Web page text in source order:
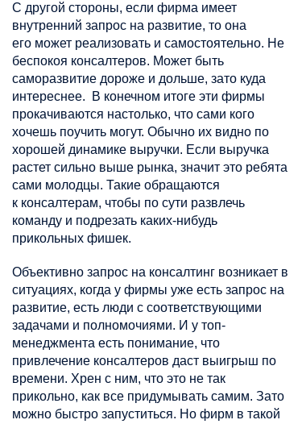
С другой стороны, если фирма имеет
внутренний запрос на развитие, то она
его может реализовать и самостоятельно. Не
беспокоя консалтеров. Может быть
саморазвитие дороже и дольше, зато куда
интереснее. В конечном итоге эти фирмы
прокачиваются настолько, что сами кого
хочешь поучить могут. Обычно их видно по
хорошей динамике выручки. Если выручка
растет сильно выше рынка, значит это ребята
сами молодцы. Такие обращаются
к консалтерам, чтобы по сути развлечь
команду и подрезать каких-нибудь
прикольных фишек.
Объективно запрос на консалтинг возникает в
ситуациях, когда у фирмы уже есть запрос на
развитие, есть люди с соответствующими
задачами и полномочиями. И у топ-
менеджмента есть понимание, что
привлечение консалтеров даст выигрыш по
времени. Хрен с ним, что это не так
прикольно, как все придумывать самим. Зато
можно быстро запуститься. Но фирм в такой